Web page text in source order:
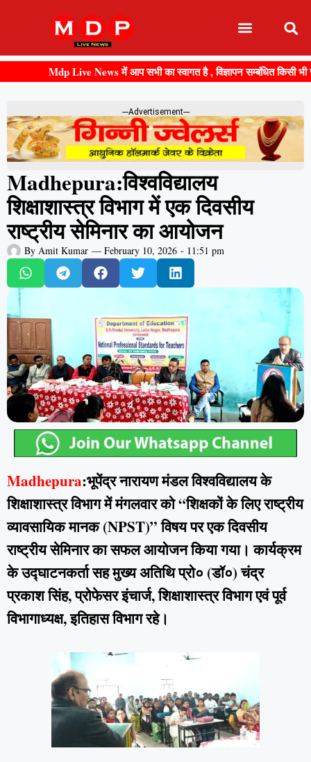
Mdp Live News में आप सभी का स्वागत है , विज्ञापन सम्बंधित किसी भी
---Advertisement---
Madhepura:विश्वविद्यालय
शिक्षाशास्त्र विभाग में एक दिवसीय
राष्ट्रीय सेमिनार का आयोजन
By Amit Kumar — February 10, 2026 - 11:51 pm
Madhepura:भूपेंद्र नारायण मंडल विश्वविद्यालय के
शिक्षाशास्त्र विभाग में मंगलवार को “शिक्षकों के लिए राष्ट्रीय
व्यावसायिक मानक (NPST)” विषय पर एक दिवसीय
राष्ट्रीय सेमिनार का सफल आयोजन किया गया। कार्यक्रम
के उद्घाटनकर्ता सह मुख्य अतिथि प्रो० (डॉ०) चंद्र
प्रकाश सिंह, प्रोफेसर इंचार्ज, शिक्षाशास्त्र विभाग एवं पूर्व
विभागाध्यक्ष, इतिहास विभाग रहे।